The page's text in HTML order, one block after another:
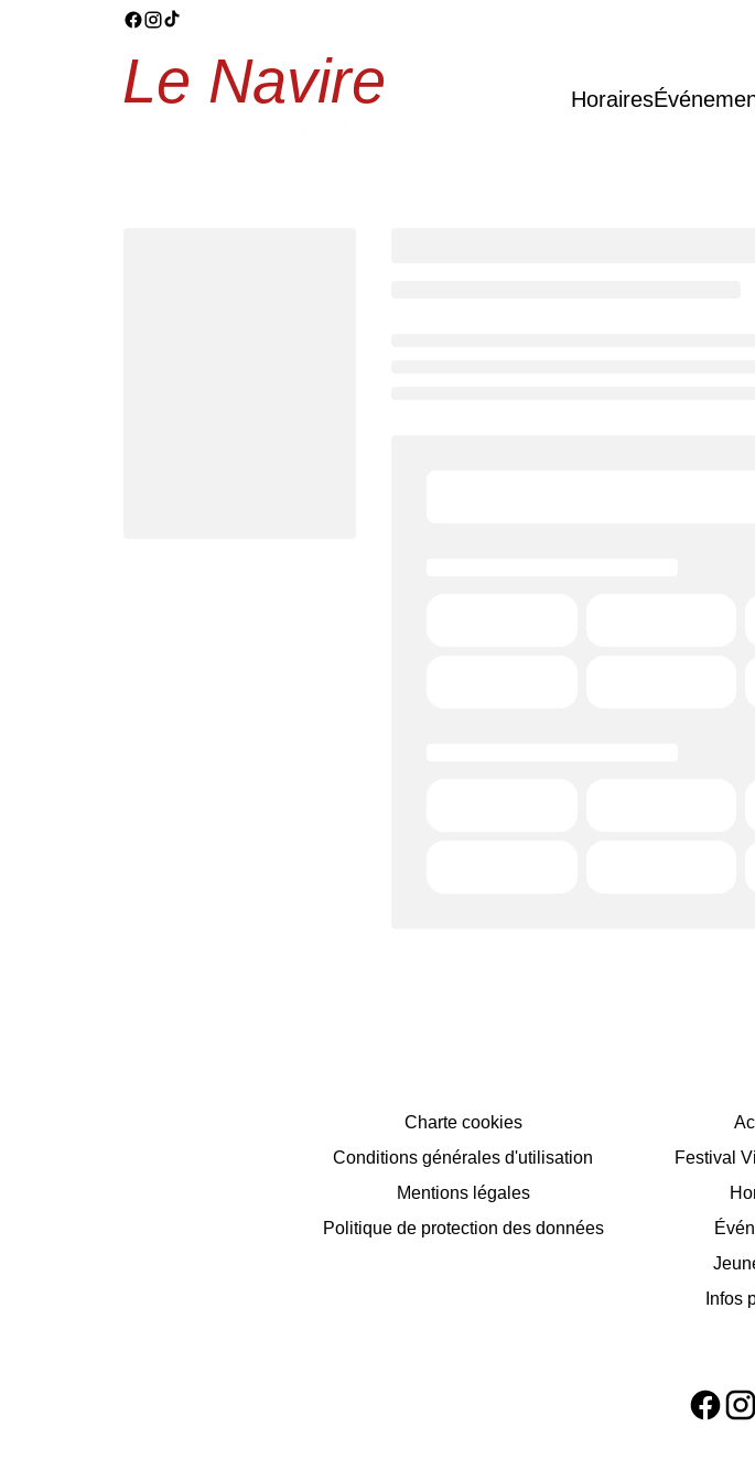
Horaires
Charte cookies
Conditions générales d'utilisation
Mentions légales
Politique de protection des données
Festival
Infos